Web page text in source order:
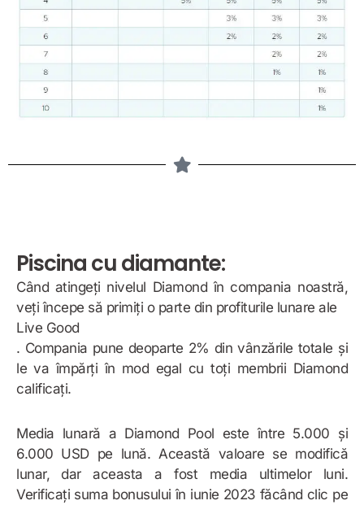
Piscina cu diamante:
Când atingeți nivelul Diamond în compania noastră,
veți începe să primiți o parte din profiturile lunare ale
Live Good
. Compania pune deoparte 2% din vânzările totale și
le va împărți în mod egal cu toți membrii Diamond
calificați.
Media lunară a Diamond Pool este între 5.000 și
6.000 USD pe lună. Această valoare se modifică
lunar, dar aceasta a fost media ultimelor luni.
Verificați suma bonusului în iunie 2023 făcând clic pe